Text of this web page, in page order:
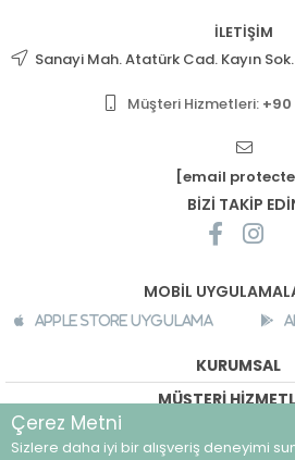
İLETİŞİM
Sanayi Mah. Atatürk Cad. Kayın
Müşteri Hizmetleri: +90
[email
BİZİ TAKİP
MOBİL
Apple Store Uygulama
KURUMSAL
MÜŞTERİ
Çerez Metni
Sizlere daha iyi bir alışveriş deneyimi